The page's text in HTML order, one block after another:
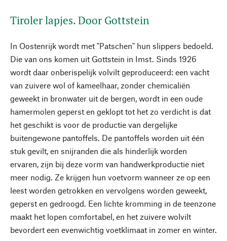
Tiroler lapjes. Door Gottstein
In Oostenrijk wordt met "Patschen" hun slippers bedoeld.
Die van ons komen uit Gottstein in Imst. Sinds 1926
wordt daar onberispelijk volvilt geproduceerd: een vacht
van zuivere wol of kameelhaar, zonder chemicaliën
geweekt in bronwater uit de bergen, wordt in een oude
hamermolen geperst en geklopt tot het zo verdicht is dat
het geschikt is voor de productie van dergelijke
buitengewone pantoffels. De pantoffels worden uit één
stuk gevilt, en snijranden die als hinderlijk worden
ervaren, zijn bij deze vorm van handwerkproductie niet
meer nodig. Ze krijgen hun voetvorm wanneer ze op een
leest worden getrokken en vervolgens worden geweekt,
geperst en gedroogd. Een lichte kromming in de teenzone
maakt het lopen comfortabel, en het zuivere wolvilt
bevordert een evenwichtig voetklimaat in zomer en winter.